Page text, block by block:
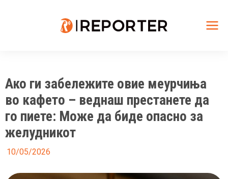
Ако ги забележите овие меурчиња
во кафето – веднаш престанете да
го пиете: Може да биде опасно за
желудникот
10/05/2026